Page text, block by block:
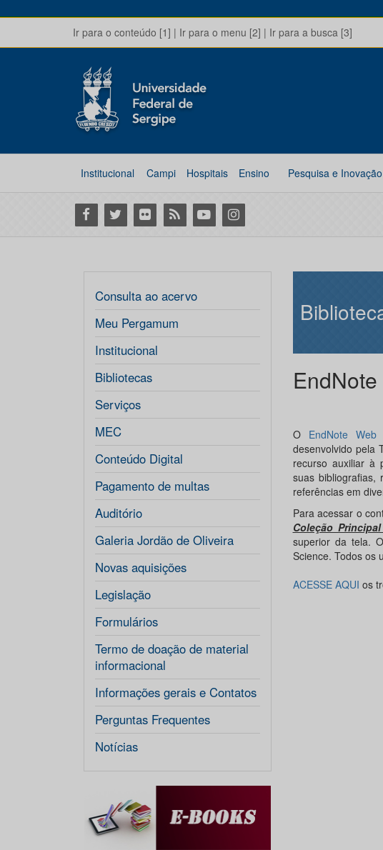
Ir para o conteúdo [1] | Ir para o menu [2] | Ir para a busca [3]
Institucional Campi Hospitais Ensino Pesquisa e Inovação
Facebook
Twitter Flickr RSS YoutubeInstagram
Consulta ao acervo
Meu Pergamum
Institucional
Bibliotecas
Serviços
MEC
Conteúdo Digital
Pagamento de multas
Auditório
Galeria Jordão de Oliveira
Novas aquisições
Legislação
Formulários
Termo de doação de material
informacional
Informações gerais e Contatos
Perguntas Frequentes
Notícias
EndNote
O EndNote Web
desenvolvido pela
recurso auxiliar à
suas bibliografias,
referências em
Para acessar o
Coleção
superior da tela.
Science. Todos os
ACESSE AQUI os